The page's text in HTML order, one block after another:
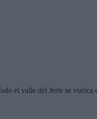
el valle del Jerte se